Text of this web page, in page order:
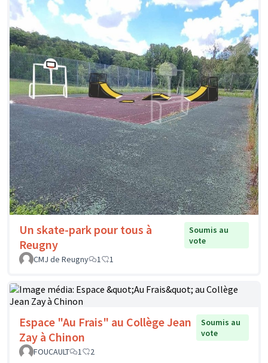
Un skate-park pour tous à
Reugny
Soumis au
vote
CMJ de Reugny
1 1
Espace "Au Frais" au Collège Jean
Zay à Chinon
Soumis au
vote
FOUCAULT
1 2